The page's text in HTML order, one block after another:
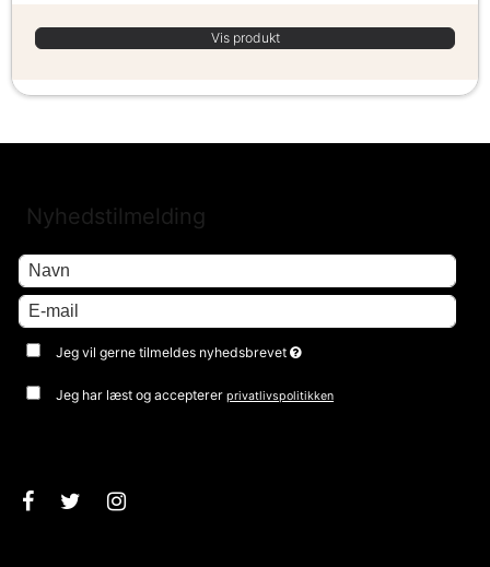
Vis produkt
Nyhedstilmelding
Jeg vil gerne tilmeldes nyhedsbrevet
Jeg har læst og acceptererprivatlivspolitikken